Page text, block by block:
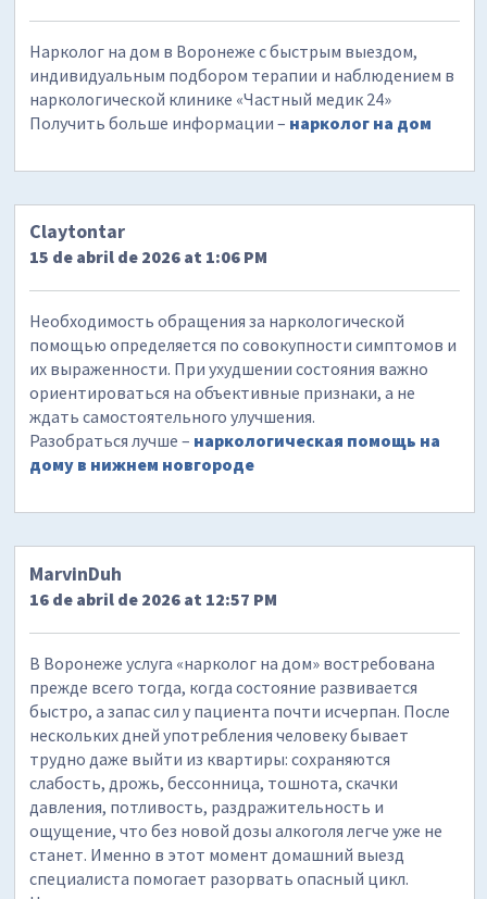
Нарколог на дом в Воронеже с быстрым выездом,
индивидуальным подбором терапии и наблюдением в
наркологической клинике «Частный медик 24»
Получить больше информации – нарколог на дом
Claytontar
15 de abril de 2026 at 1:06 PM
Необходимость обращения за наркологической
помощью определяется по совокупности симптомов и
их выраженности. При ухудшении состояния важно
ориентироваться на объективные признаки, а не
ждать самостоятельного улучшения.
Разобраться лучше – наркологическая помощь на
дому в нижнем новгороде
MarvinDuh
16 de abril de 2026 at 12:57 PM
В Воронеже услуга «нарколог на дом» востребована
прежде всего тогда, когда состояние развивается
быстро, а запас сил у пациента почти исчерпан. После
нескольких дней употребления человеку бывает
трудно даже выйти из квартиры: сохраняются
слабость, дрожь, бессонница, тошнота, скачки
давления, потливость, раздражительность и
ощущение, что без новой дозы алкоголя легче уже не
станет. Именно в этот момент домашний выезд
специалиста помогает разорвать опасный цикл.